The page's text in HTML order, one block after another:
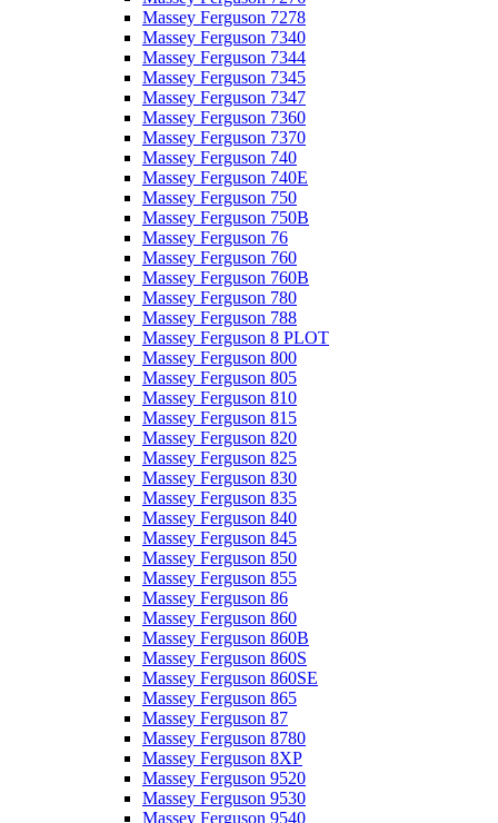
Massey Ferguson 7278
Massey Ferguson 7340
Massey Ferguson 7344
Massey Ferguson 7345
Massey Ferguson 7347
Massey Ferguson 7360
Massey Ferguson 7370
Massey Ferguson 740
Massey Ferguson 740E
Massey Ferguson 750
Massey Ferguson 750B
Massey Ferguson 76
Massey Ferguson 760
Massey Ferguson 760B
Massey Ferguson 780
Massey Ferguson 788
Massey Ferguson 8 PLOT
Massey Ferguson 800
Massey Ferguson 805
Massey Ferguson 810
Massey Ferguson 815
Massey Ferguson 820
Massey Ferguson 825
Massey Ferguson 830
Massey Ferguson 835
Massey Ferguson 840
Massey Ferguson 845
Massey Ferguson 850
Massey Ferguson 855
Massey Ferguson 86
Massey Ferguson 860
Massey Ferguson 860B
Massey Ferguson 860S
Massey Ferguson 860SE
Massey Ferguson 865
Massey Ferguson 87
Massey Ferguson 8780
Massey Ferguson 8XP
Massey Ferguson 9520
Massey Ferguson 9530
Massey Ferguson 9540